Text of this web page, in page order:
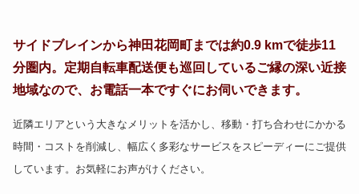
サイドブレインから神田花岡町までは約0.9 kmで徒歩11
分圏内。定期自転車配送便も巡回しているご縁の深い近接
地域なので、お電話一本ですぐにお伺いできます。
近隣エリアという大きなメリットを活かし、移動・打ち合わせにかかる
時間・コストを削減し、幅広く多彩なサービスをスピーディーにご提供
しています。お気軽にお声がけください。